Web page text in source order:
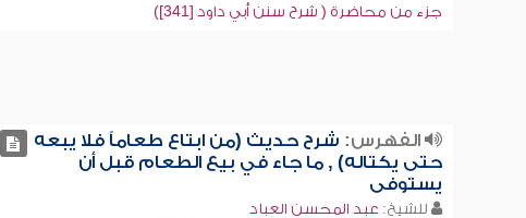
جزء من محاضرة ( شرح سنن أبي داود [341])
الفهرس: شرح حديث (من ابتاع طعاماً فلا يبعه
حتى يكتاله) , ما جاء في بيع الطعام قبل أن
يستوفى
للشيخ: عبد المحسن العباد